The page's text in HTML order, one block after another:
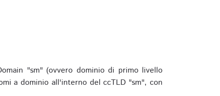
"sm" (ovvero dominio di primo livello
a dominio all'interno del ccTLD "sm", con